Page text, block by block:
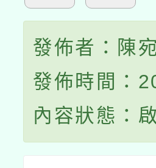
發佈者：陳
發佈時間：
內容狀態：